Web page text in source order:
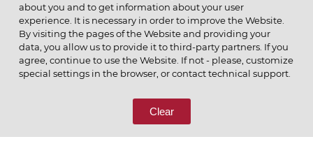
© 2026 ОАО
ПОЗВОНИТЕ НАМ
8 (800) 333-65-66
about you and to get information about your user
experience. It is necessary in order to improve the Website.
By visiting the pages of the Website and providing your
data, you allow us to provide it to third-party partners. If you
agree, continue to use the Website. If not - please, customize
special settings in the browser, or contact technical support.
Clear